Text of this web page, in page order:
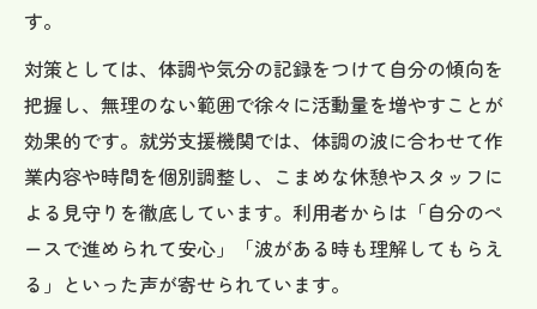
す。
対策としては、体調や気分の記録をつけて自分の傾向を
把握し、無理のない範囲で徐々に活動量を増やすことが
効果的です。就労支援機関では、体調の波に合わせて作
業内容や時間を個別調整し、こまめな休憩やスタッフに
よる見守りを徹底しています。利用者からは「自分のペ
ースで進められて安心」「波がある時も理解してもらえ
る」といった声が寄せられています。